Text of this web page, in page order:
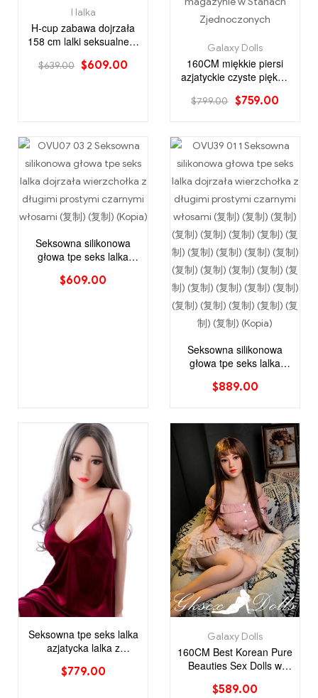
I lalka
H-cup zabawa dojrzała
158 cm lalki seksualne w
$639.00 $609.00
Galaxy Dolls
160CM miękkie piersi
azjatyckie czyste piękno
amerykańskie lalki
$799.00 $759.00
Seksowna silikonowa
głowa tpe seks lalka
włosami
$609.00
Seksowna silikonowa
głowa tpe seks lalka
długimi prostymi
$889.00
Seksowna tpe seks lalka
azjatycka lalka z
włosów z małymi
$779.00
Galaxy Dolls
160CM Best Korean Pure
Beauties Sex Dolls w
$589.00